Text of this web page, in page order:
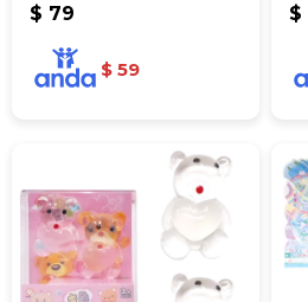
$ 79
$ 59
$